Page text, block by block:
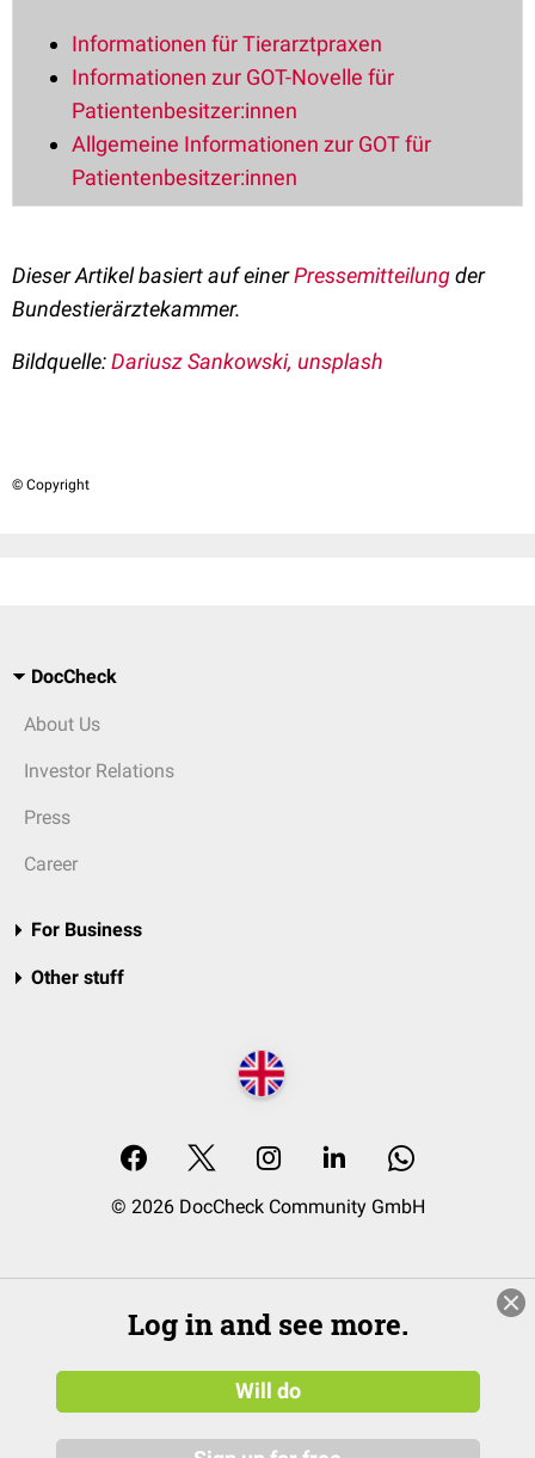
Informationen für Tierarztpraxen
Informationen zur GOT-Novelle für
Patientenbesitzer:innen
Allgemeine Informationen zur GOT für
Patientenbesitzer:innen
Dieser Artikel basiert auf einerPressemitteilungder
Bundestierärztekammer.
Bildquelle:Dariusz Sankowski, unsplash
© Copyright
DocCheck
About Us
Investor Relations
Press
Career
For Business
Other stuff
© 2026 DocCheck Community GmbH
Log in and see more.
Will do